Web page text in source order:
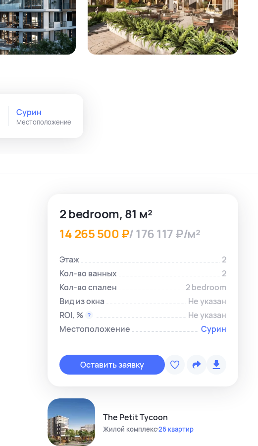
Местоположение
Сурин
2 bedroom, 81 м²
14 265 500 ₽/ 176 117 ₽/м²
Этаж
2
Кол-во ванных
2
Кол-во спален
2 bedroom
Вид из окна
Не указан
ROI, %
Не указан
Местоположение
Сурин
Оставить заявку
Копировать
WhatsApp-
The Petit Tycoon
Жилой комплекс26 квартир